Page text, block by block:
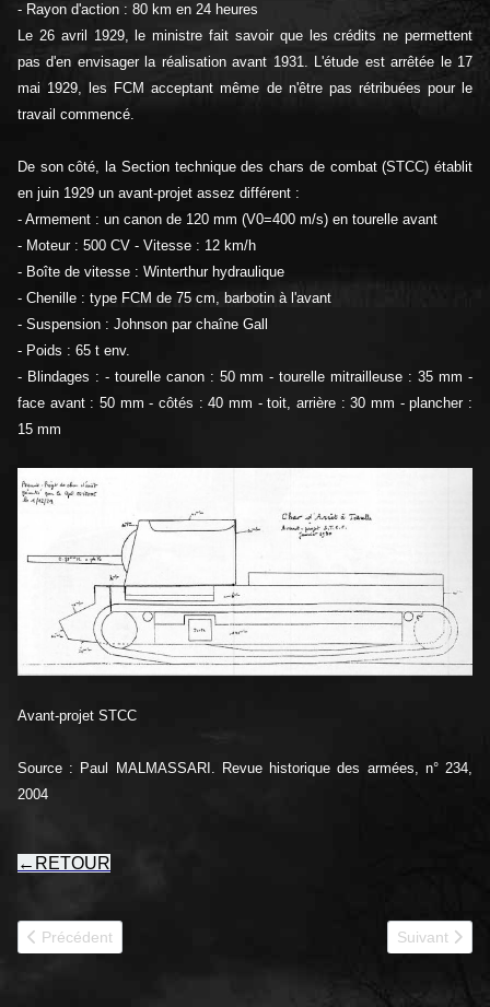
- Rayon d'action : 80 km en 24 heures
Le 26 avril 1929, le ministre fait savoir que les crédits ne permettent
pas d'en envisager la réalisation avant 1931. L'étude est arrêtée le 17
mai 1929, les FCM acceptant même de n'être pas rétribuées pour le
travail commencé.
De son côté, la Section technique des chars de combat (STCC) établit
en juin 1929 un avant-projet assez différent :
- Armement : un canon de 120 mm (V0=400 m/s) en tourelle avant
- Moteur : 500 CV - Vitesse : 12 km/h
- Boîte de vitesse : Winterthur hydraulique
- Chenille : type FCM de 75 cm, barbotin à l'avant
- Suspension : Johnson par chaîne Gall
- Poids : 65 t env.
- Blindages : - tourelle canon : 50 mm - tourelle mitrailleuse : 35 mm -
face avant : 50 mm - côtés : 40 mm - toit, arrière : 30 mm - plancher :
15 mm
Avant-projet STCC
Source : Paul MALMASSARI. Revue historique des armées, n° 234,
2004
← RETOUR
Article précédent : 1929 Char Renault D1
Précédent Article
Suivant